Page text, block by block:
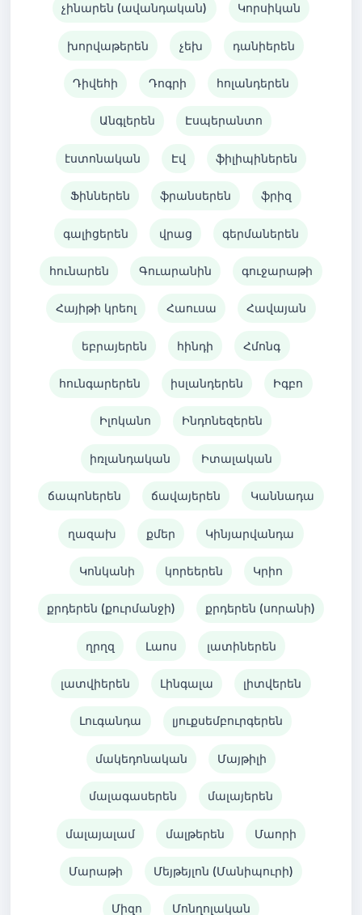
չինարեն (ավանդական) Կորսիկան
խորվաթերեն չեխ դանիերեն
Դիվեհի Դոգրի հոլանդերեն
Անգլերեն Էսպերանտո
էստոնական Էվ ֆիլիպիներեն
Ֆիններեն ֆրանսերեն ֆրիզ
գալիցերեն վրաց գերմաներեն
հունարեն Գուարանին գուջարաթի
Հայիթի կրեոլ Հաուսա Հավայան
եբրայերեն հինդի Հմոնգ
հունգարերեն իսլանդերեն Իգբո
Իլոկանո Ինդոնեզերեն
իռլանդական Իտալական
ճապոներեն ճավայերեն Կաննադա
ղազախ քմեր Կինյարվանդա
Կոնկանի կորեերեն Կրիո
քրդերեն (քուրմանջի) քրդերեն (սորանի)
ղրղզ Լաոս լատիներեն
լատվիերեն Լինգալա լիտվերեն
Լուգանդա լյուքսեմբուրգերեն
մակեդոնական Մայթիլի
մալագասերեն մալայերեն
մալայալամ մալթերեն Մաորի
Մարաթի Մեյթեյլոն (Մանիպուրի)
Միզո Մոնղոլական